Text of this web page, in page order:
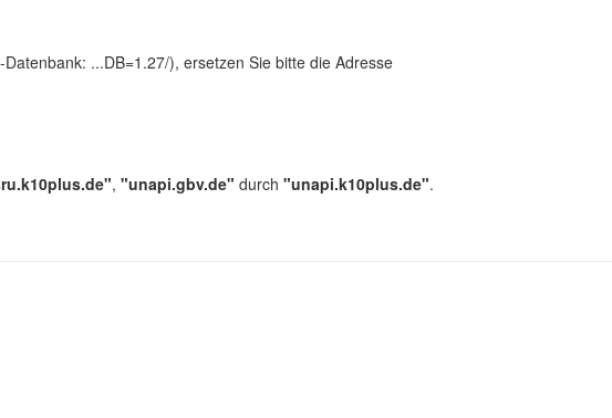
...DB=1.27/), ersetzen Sie bitte die Adresse
, "unapi.gbv.de" durch "unapi.k10plus.de".